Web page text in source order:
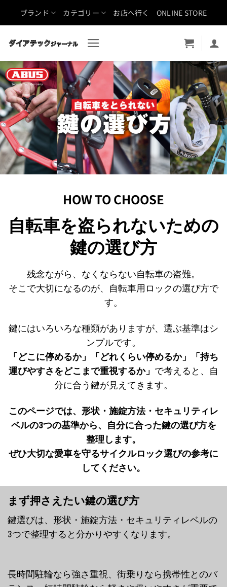
ブランド カテゴリー お店へ行く ONLINE STORE
HOW TO CHOOSE
自転車を盗られないための
鍵の選び方
残念ながら、なくならない自転車の盗難。
そこで大切になるのが、自転車用ロックの選び方で
す。
鍵にはいろいろな種類がありますが、選ぶ基準はシ
ンプルです。
「どこに停めるか」「どれくらい停めるか」「持ち
運びやすさをどこまで重視するか」 で考えると、自
分に合う鍵が見えてきます。
このページでは、形状・施錠方法・セキュリティレ
ベルの3つの基準から、自分に合った鍵の選び方を
整理します。
ぜひ大切な愛車を守るサイクルロック選びの参考に
してください。
まず押さえたい鍵の選び方
鍵選びは、形状・施錠方法・セキュリティレベルの
3つで整理すると分かりやすくなります。
長時間駐輪なら強さ重視、街乗りなら携帯性とのバ